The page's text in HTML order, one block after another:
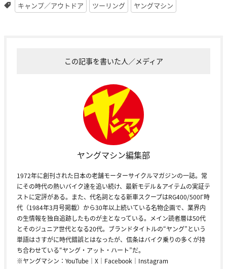
キャンプ／アウトドア ツーリング ヤングマシン
この記事を書いた人／メディア
ヤングマシン編集部
1972年に創刊された日本の老舗モーターサイクルマガジンの一誌。常
にその時代の熱いバイク達を追い続け、最新モデル＆アイテムの実証テ
ストに定評がある。また、代名詞となる新車スクープはRG400/500Γ時
代（1984年3月号掲載）から30年以上続いている名物企画で、業界内
の生情報を独自追跡したものが主となっている。メイン読者層は50代
とそのジュニア世代となる20代。ブランドタイトルの“ヤング”という
単語はさすがに時代錯誤とはなったが、信条はバイク乗りの多くが持
ち合わせている“ヤング・アット・ハート”だ。
※ヤングマシン： YouTube ｜ X ｜ Facebook ｜ Instagram